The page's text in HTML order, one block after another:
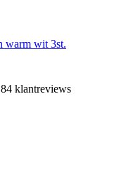
warm wit 3st.
klantreviews